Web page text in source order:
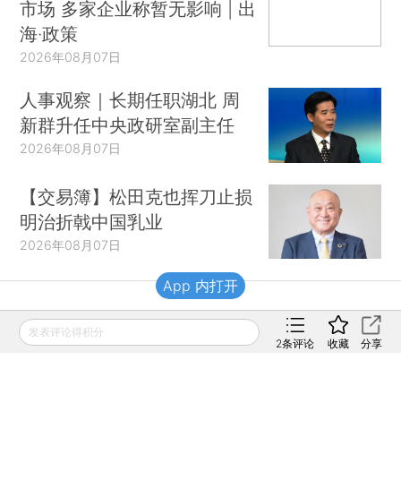
市场 多家企业称暂无影响 | 出
海·政策
2026年08月07日
人事观察｜长期任职湖北 周
新群升任中央政研室副主任
2026年08月07日
【交易簿】松田克也挥刀止损
明治折戟中国乳业
2026年08月07日
财新移动
发表评论得积分
2条评论 收藏 分享
App 内打开